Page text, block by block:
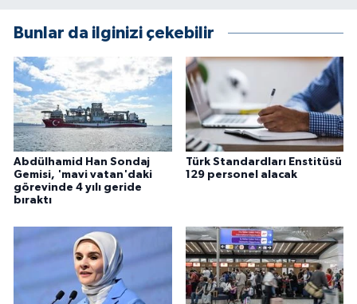
Bunlar da ilginizi çekebilir
Abdülhamid Han Sondaj
Gemisi, 'mavi vatan'daki
görevinde 4 yılı geride
bıraktı
Türk Standardları Enstitüsü
129 personel alacak